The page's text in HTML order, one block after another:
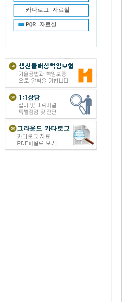
카다로그 자료실
PQR 자료실